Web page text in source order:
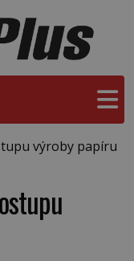
výroby papíru